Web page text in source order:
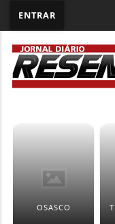
ENTRAR
OSASCO